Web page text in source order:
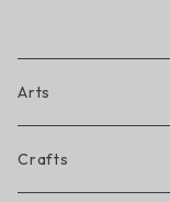
Arts
Crafts